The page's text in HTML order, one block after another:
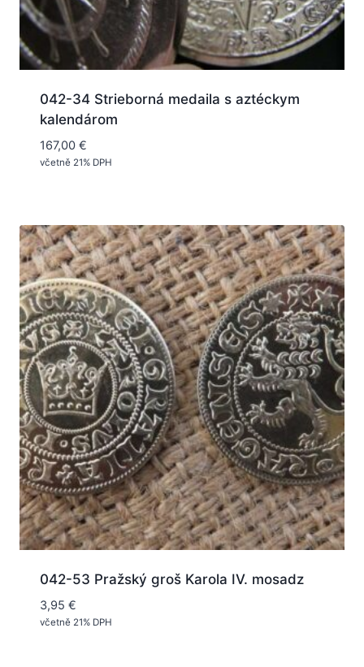
042-34 Strieborná medaila s aztéckym
kalendárom
167,00 €
včetně 21% DPH
042-53 Pražský groš Karola IV. mosadz
3,95 €
včetně 21% DPH